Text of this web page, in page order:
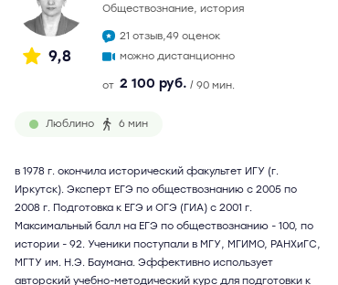
9,8
обществознание, история
21 отзыв,49 оценок
можно дистанционно
от 2 100 руб. / 90 мин.
Люблино 6 мин
в 1978 г. окончила исторический факультет ИГУ (г.
Иркутск). Эксперт ЕГЭ по обществознанию с 2005 по
2008 г. Подготовка к ЕГЭ и ОГЭ (ГИА) с 2001 г.
Максимальный балл на ЕГЭ по обществознанию - 100, по
истории - 92. Ученики поступали в МГУ, МГИМО, РАНХиГС,
МГТУ им. Н.Э. Баумана. Эффективно использует
авторский учебно-методический курс для подготовки к